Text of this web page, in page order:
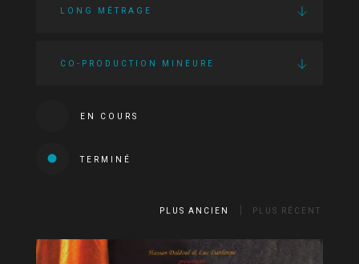
LONG MÉTRAGE
CO-PRODUCTION MINEURE
EN COURS
TERMINÉ
PLUS ANCIEN PLUS RÉCENT